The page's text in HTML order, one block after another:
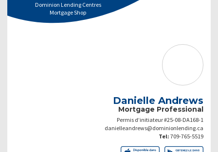
Dominion Lending Centres
Mortgage Shop
Danielle Andrews
Mortgage Professional
Permis d’initiateur #25-08-DA168-1
danielleandrews@dominionlending.ca
Tel: 709-765-5519